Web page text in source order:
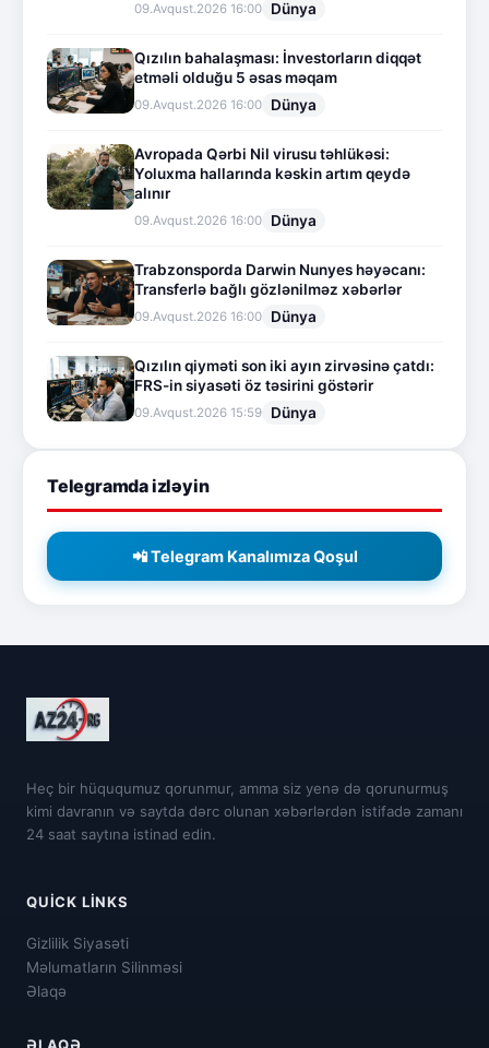
09.Avqust.2026 16:00 Dünya
Qızılın bahalaşması: İnvestorların diqqət
etməli olduğu 5 əsas məqam
09.Avqust.2026 16:00 Dünya
Avropada Qərbi Nil virusu təhlükəsi:
Yoluxma hallarında kəskin artım qeydə
alınır
09.Avqust.2026 16:00 Dünya
Trabzonsporda Darwin Nunyes həyəcanı:
Transferlə bağlı gözlənilməz xəbərlər
09.Avqust.2026 16:00 Dünya
Qızılın qiyməti son iki ayın zirvəsinə çatdı:
FRS-in siyasəti öz təsirini göstərir
09.Avqust.2026 15:59 Dünya
Telegramda izləyin
📲 Telegram Kanalımıza Qoşul
Heç bir hüququmuz qorunmur, amma siz yenə də qorunurmuş
kimi davranın və saytda dərc olunan xəbərlərdən istifadə zamanı
24 saat saytına istinad edin.
QUICK LINKS
Gizlilik Siyasəti
Məlumatların Silinməsi
Əlaqə